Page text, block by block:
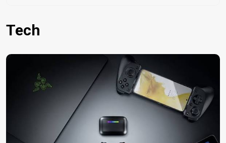
Tech